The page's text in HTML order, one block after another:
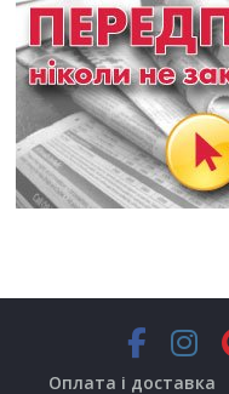
Оплата і доставка